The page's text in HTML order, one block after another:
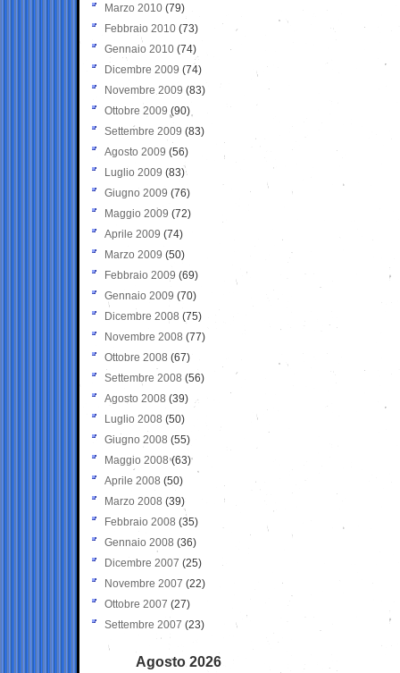
Marzo 2010 (79)
Febbraio 2010 (73)
Gennaio 2010 (74)
Dicembre 2009 (74)
Novembre 2009 (83)
Ottobre 2009 (90)
Settembre 2009 (83)
Agosto 2009 (56)
Luglio 2009 (83)
Giugno 2009 (76)
Maggio 2009 (72)
Aprile 2009 (74)
Marzo 2009 (50)
Febbraio 2009 (69)
Gennaio 2009 (70)
Dicembre 2008 (75)
Novembre 2008 (77)
Ottobre 2008 (67)
Settembre 2008 (56)
Agosto 2008 (39)
Luglio 2008 (50)
Giugno 2008 (55)
Maggio 2008(63)
Aprile 2008 (50)
Marzo 2008 (39)
Febbraio 2008 (35)
Gennaio 2008 (36)
Dicembre 2007 (25)
Novembre 2007 (22)
Ottobre 2007 (27)
Settembre 2007 (23)
Agosto 2026